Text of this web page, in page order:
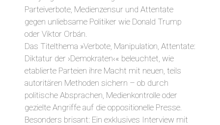
Parteiverbote, Medienzensur und Attentate
gegen unliebsame Politiker wie Donald Trump
oder Viktor Orbán.
Das Titelthema »Verbote, Manipulation, Attentate:
Diktatur der ›Demokraten‹« beleuchtet, wie
etablierte Parteien ihre Macht mit neuen, teils
autoritären Methoden sichern – ob durch
politische Absprachen, Medienkontrolle oder
gezielte Angriffe auf die oppositionelle Presse.
Besonders brisant: Ein exklusives Interview mit